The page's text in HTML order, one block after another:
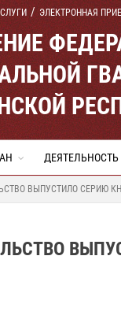
ЭЛЕКТРОННАЯ
ДЕЯТЕЛЬНОСТЬ
ВЫПУСТИЛО СЕРИЮ